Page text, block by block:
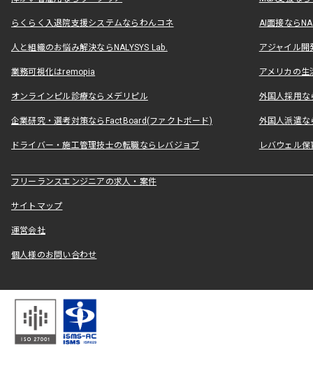
らくらく入退院支援システムならわんコネ AI面接なら
人と組織のお悩み解決ならNALYSYS Lab. アジャイル
業務可視化はremopia アメリカの
オンラインピル診療ならメデリピル 外国人採用
企業研究・選考対策ならFactBoard(ファクトボード) 外国人派遣な
ドライバー・施工管理技士の転職ならレバジョブ レバウェル
フリーランスエンジニアの求人・案件
サイトマップ
運営会社
個人様のお問い合わせ